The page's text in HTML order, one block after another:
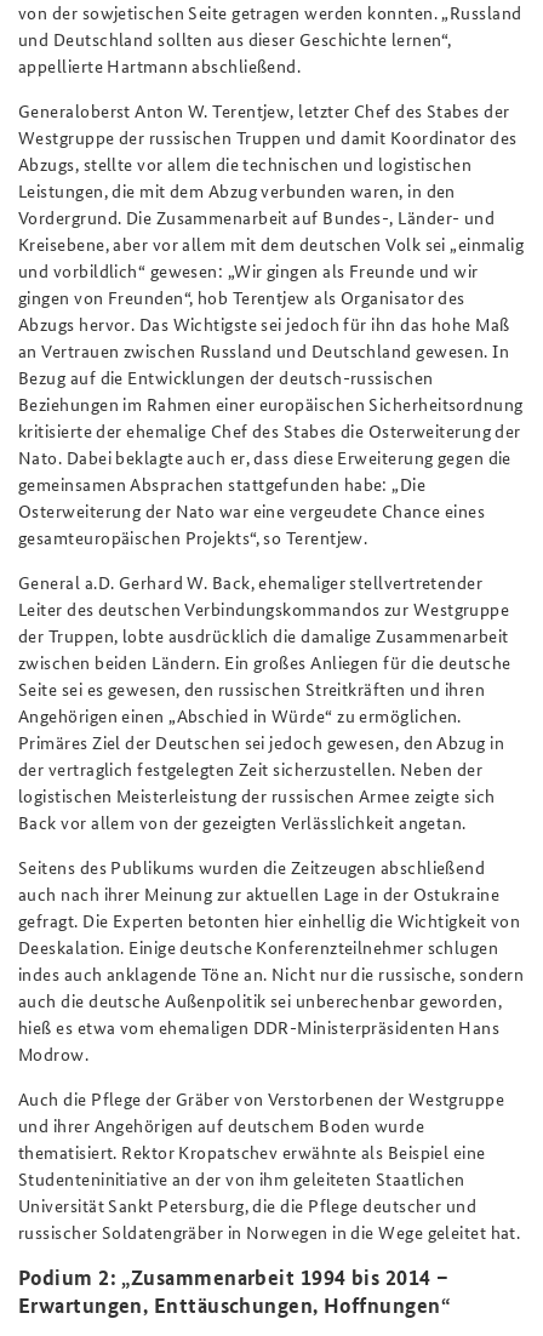
von der sowjetischen Seite getragen werden konnten. „Russland
und Deutschland sollten aus dieser Geschichte lernen“,
appellierte Hartmann abschließend.
Generaloberst Anton W. Terentjew, letzter Chef des Stabes der
Westgruppe der russischen Truppen und damit Koordinator des
Abzugs, stellte vor allem die technischen und logistischen
Leistungen, die mit dem Abzug verbunden waren, in den
Vordergrund. Die Zusammenarbeit auf Bundes-, Länder- und
Kreisebene, aber vor allem mit dem deutschen Volk sei „einmalig
und vorbildlich“ gewesen: „Wir gingen als Freunde und wir
gingen von Freunden“, hob Terentjew als Organisator des
Abzugs hervor. Das Wichtigste sei jedoch für ihn das hohe Maß
an Vertrauen zwischen Russland und Deutschland gewesen. In
Bezug auf die Entwicklungen der deutsch-russischen
Beziehungen im Rahmen einer europäischen Sicherheitsordnung
kritisierte der ehemalige Chef des Stabes die Osterweiterung der
Nato. Dabei beklagte auch er, dass diese Erweiterung gegen die
gemeinsamen Absprachen stattgefunden habe: „Die
Osterweiterung der Nato war eine vergeudete Chance eines
gesamteuropäischen Projekts“, so Terentjew.
General a.D. Gerhard W. Back, ehemaliger stellvertretender
Leiter des deutschen Verbindungskommandos zur Westgruppe
der Truppen, lobte ausdrücklich die damalige Zusammenarbeit
zwischen beiden Ländern. Ein großes Anliegen für die deutsche
Seite sei es gewesen, den russischen Streitkräften und ihren
Angehörigen einen „Abschied in Würde“ zu ermöglichen.
Primäres Ziel der Deutschen sei jedoch gewesen, den Abzug in
der vertraglich festgelegten Zeit sicherzustellen. Neben der
logistischen Meisterleistung der russischen Armee zeigte sich
Back vor allem von der gezeigten Verlässlichkeit angetan.
Seitens des Publikums wurden die Zeitzeugen abschließend
auch nach ihrer Meinung zur aktuellen Lage in der Ostukraine
gefragt. Die Experten betonten hier einhellig die Wichtigkeit von
Deeskalation. Einige deutsche Konferenzteilnehmer schlugen
indes auch anklagende Töne an. Nicht nur die russische, sondern
auch die deutsche Außenpolitik sei unberechenbar geworden,
hieß es etwa vom ehemaligen DDR-Ministerpräsidenten Hans
Modrow.
Auch die Pflege der Gräber von Verstorbenen der Westgruppe
und ihrer Angehörigen auf deutschem Boden wurde
thematisiert. Rektor Kropatschev erwähnte als Beispiel eine
Studenteninitiative an der von ihm geleiteten Staatlichen
Universität Sankt Petersburg, die die Pflege deutscher und
russischer Soldatengräber in Norwegen in die Wege geleitet hat.
Podium 2: „Zusammenarbeit 1994 bis 2014 –
Erwartungen, Enttäuschungen, Hoffnungen“